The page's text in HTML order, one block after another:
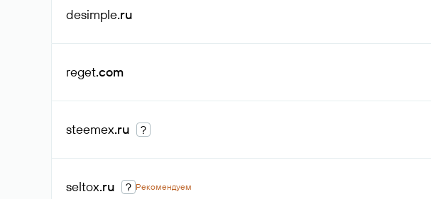
desimple.ru
reget.com
steemex.ru ?
seltox.ru ? Рекомендуем